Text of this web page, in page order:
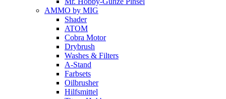
AMMO by MIG
Shader
ATOM
Cobra Motor
Drybrush
Washes & Filters
A-Stand
Farbsets
Oilbrusher
Hilfsmittel